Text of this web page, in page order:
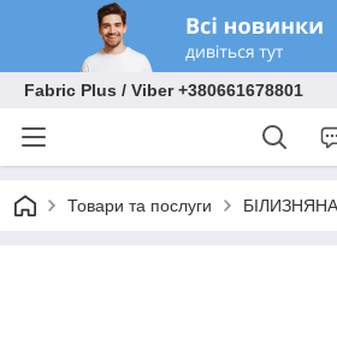
Fabric Plus / Viber +380661678801
Товари та послуги